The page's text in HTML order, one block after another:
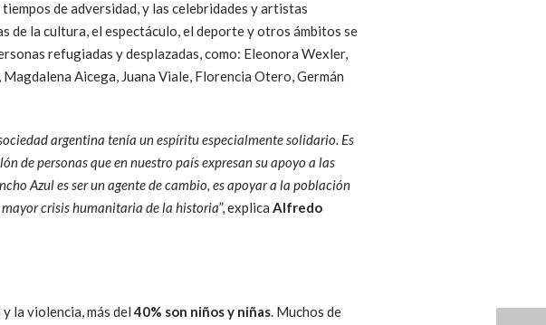
de adversidad, y las celebridades y artistas
de la cultura, el espectáculo, el deporte y otros ámbitos se
refugiadas y desplazadas, como: Eleonora Wexler,
Aicega, Juana Viale, Florencia Otero, Germán
argentina tenía un espíritu especialmente solidario. Es
de personas que en nuestro país expresan su apoyo a las
Azul es ser un agente de cambio, es apoyar a la población
crisis humanitaria de la historia”, explica Alfredo
la violencia, más del40% son niños y niñas. Muchos de